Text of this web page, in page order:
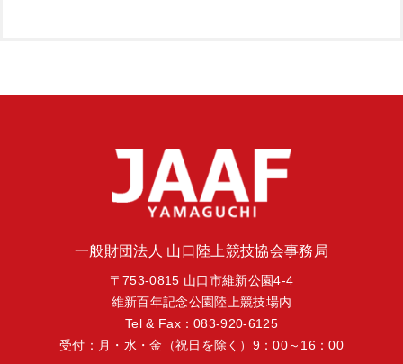
一般財団法人 山口陸上競技協会事務局
〒753-0815 山口市維新公園4-4
維新百年記念公園陸上競技場内
Tel & Fax：083-920-6125
受付：月・水・金（祝日を除く）9：00～16：00